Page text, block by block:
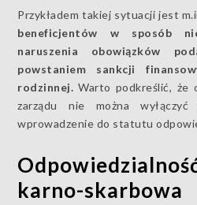
Przykładem takiej sytuacji jest
beneficjentów w sposób
naruszenia obowiązków
powstaniem sankcji
rodzinnej. Warto podkreślić, że
zarządu nie można
wprowadzenie do statutu
karno-skarbowa